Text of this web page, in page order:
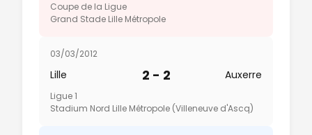
Coupe de la Ligue
Grand Stade Lille Métropole
03/03/2012
Lille 2 - 2 Auxerre
Ligue 1
Stadium Nord Lille Métropole (Villeneuve d'Ascq)